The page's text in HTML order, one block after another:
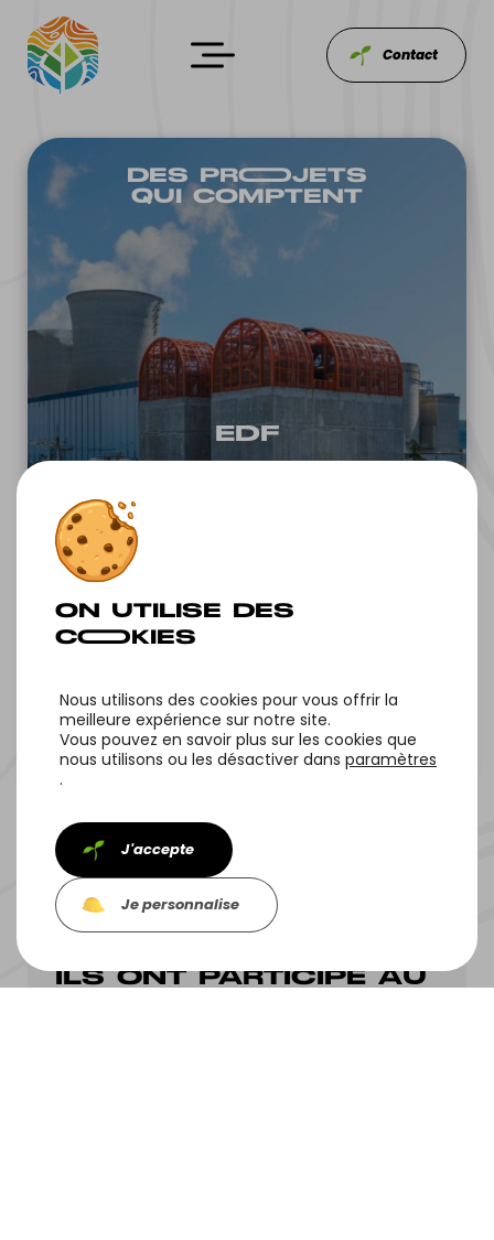
Contact
DES PROOJETS
QUI COMPTENT
EDF
LOCAL (C‌CL)
Tous nos projets Projet suivant
ILS ONT PARTICIPÉ AU
Nous utilisons des cookies pour vous offrir la
meilleure expérience sur notre site.
Vous pouvez en savoir plus sur les cookies que
nous utilisons ou les désactiver dans paramètres
.
J'accepte
Je personnalise